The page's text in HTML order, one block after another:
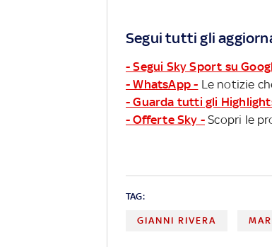
Segui tutti gli
- Segui Sky Sport su
- WhatsApp - Le notizie
- Guarda tutti gli
- Offerte Sky - Scopri le
TAG:
GIANNI RIVERA